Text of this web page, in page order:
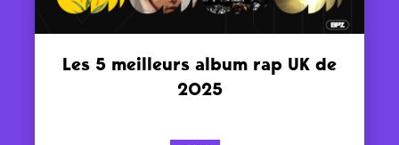
Les 5 meilleurs album rap UK de
2025